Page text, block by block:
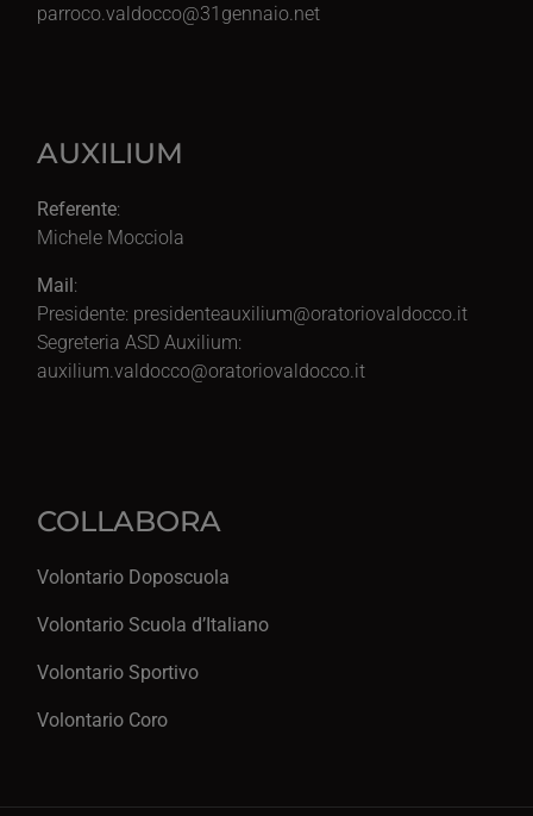
parroco.valdocco@31gennaio.net
AUXILIUM
Referente:
Michele Mocciola
Mail:
Presidente: presidenteauxilium@oratoriovaldocco.it
Segreteria ASD Auxilium:
auxilium.valdocco@oratoriovaldocco.it
COLLABORA
Volontario Doposcuola
Volontario Scuola d’Italiano
Volontario Sportivo
Volontario Coro